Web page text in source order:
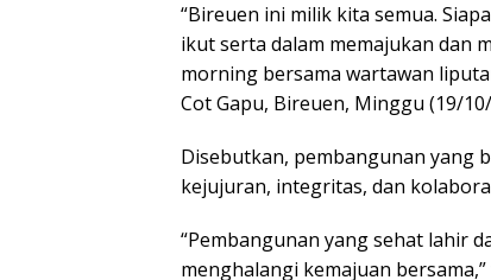
“Bireuen ini milik kita semua.
ikut serta dalam memajukan dan
morning bersama wartawan
Cot Gapu, Bireuen, Minggu (19/
Disebutkan, pembangunan yang
kejujuran, integritas, dan
“Pembangunan yang sehat lahir
menghalangi kemajuan bersama,”